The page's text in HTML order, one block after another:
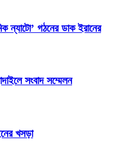
ন্যাটো’ গঠনের ডাক ইরানের
সংবাদ সম্মেলন
খসড়া